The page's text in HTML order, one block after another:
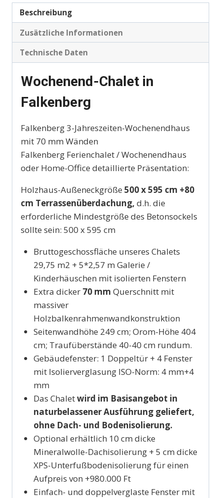
Beschreibung
Zusätzliche Informationen
Technische Daten
Wochenend-Chalet in
Falkenberg
Falkenberg 3-Jahreszeiten-Wochenendhaus
mit 70 mm Wänden
Falkenberg Ferienchalet / Wochenendhaus
oder Home-Office detaillierte Präsentation:
Holzhaus-Außeneckgröße 500 x 595 cm +80
cm Terrassenüberdachung, d.h. die
erforderliche Mindestgröße des Betonsockels
sollte sein: 500 x 595 cm
Bruttogeschossfläche unseres Chalets
29,75 m2 + 5*2,57 m Galerie /
Kinderhäuschen mit isolierten Fenstern
Extra dicker 70 mm Querschnitt mit
massiver
Holzbalkenrahmenwandkonstruktion
Seitenwandhöhe 249 cm; Orom-Höhe 404
cm; Traufüberstände 40-40 cm rundum.
Gebäudefenster: 1 Doppeltür + 4 Fenster
mit Isolierverglasung ISO-Norm: 4 mm+4
mm
Das Chaletwird im Basisangebot in
naturbelassener Ausführung geliefert,
ohne Dach- und Bodenisolierung.
Optional erhältlich 10 cm dicke
Mineralwolle-Dachisolierung + 5 cm dicke
XPS-Unterfußbodenisolierung für einen
Aufpreis von +980.000 Ft
Einfach- und doppelverglaste Fenster mit